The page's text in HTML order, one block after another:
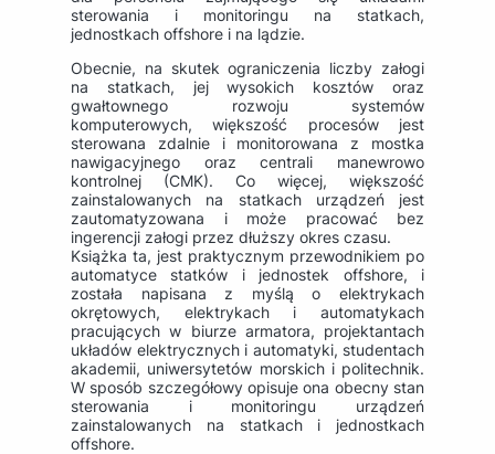
sterowania i monitoringu na statkach,
jednostkach offshore i na lądzie.
Obecnie, na skutek ograniczenia liczby załogi
na statkach, jej wysokich kosztów oraz
gwałtownego rozwoju systemów
komputerowych, większość procesów jest
sterowana zdalnie i monitorowana z mostka
nawigacyjnego oraz centrali manewrowo
kontrolnej (CMK). Co więcej, większość
zainstalowanych na statkach urządzeń jest
zautomatyzowana i może pracować bez
ingerencji załogi przez dłuższy okres czasu.
Książka ta, jest praktycznym przewodnikiem po
automatyce statków i jednostek offshore, i
została napisana z myślą o elektrykach
okrętowych, elektrykach i automatykach
pracujących w biurze armatora, projektantach
układów elektrycznych i automatyki, studentach
akademii, uniwersytetów morskich i politechnik.
W sposób szczegółowy opisuje ona obecny stan
sterowania i monitoringu urządzeń
zainstalowanych na statkach i jednostkach
offshore.